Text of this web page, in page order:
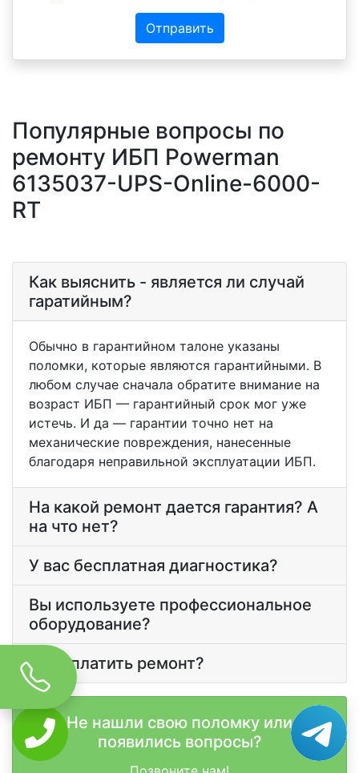
Отправить
Популярные вопросы по
ремонту ИБП Powerman
6135037-UPS-Online-6000-
RT
Как выяснить - является ли случай
гаратийным?
Обычно в гарантийном талоне указаны
поломки, которые являются гарантийными. В
любом случае сначала обратите внимание на
возраст ИБП — гарантийный срок мог уже
истечь. И да — гарантии точно нет на
механические повреждения, нанесенные
благодаря неправильной эксплуатации ИБП.
На какой ремонт дается гарантия? А
на что нет?
У вас бесплатная диагностика?
Вы используете профессиональное
оборудование?
Как оплатить ремонт?
Не нашли свою поломку или
появились вопросы?